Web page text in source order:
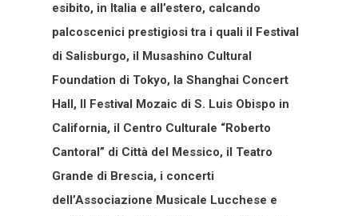
esibito, in Italia e all’estero, calcando
palcoscenici prestigiosi tra i quali il Festival
di Salisburgo, il Musashino Cultural
Foundation di Tokyo, la Shanghai Concert
Hall, Il Festival Mozaic di S. Luis Obispo in
California, il Centro Culturale “Roberto
Cantoral” di Città del Messico, il Teatro
Grande di Brescia, i concerti
dell’Associazione Musicale Lucchese e